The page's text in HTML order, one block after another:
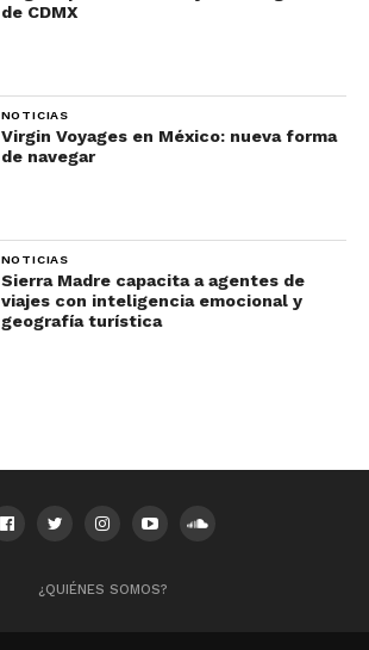
de CDMX
NOTICIAS
Virgin Voyages en México: nueva forma
de navegar
NOTICIAS
Sierra Madre capacita a agentes de
viajes con inteligencia emocional y
geografía turística
¿QUIÉNES SOMOS?